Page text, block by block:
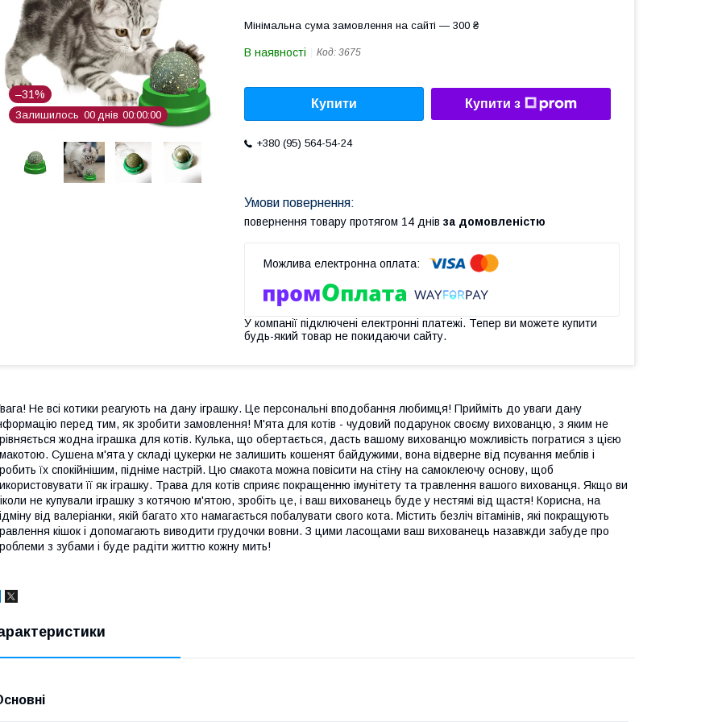
–31%
Залишилось 00 днів 00 00 00
Мінімальна сума замовлення на сайті — 300 ₴
В наявності Код: 3675
Купити Купити з
+380 (95) 564-54-24
повернення товару протягом 14 днів за домовленістю
У компанії підключені електронні платежі. Тепер ви можете купити
будь-який товар не покидаючи сайту.
Не всі котики реагують на дану іграшку. Це персональні вподобання любимця! Прийміть до уваги дану
перед тим, як зробити замовлення! М'ята для котів - чудовий подарунок своєму вихованцю, з яким не
жодна іграшка для котів. Кулька, що обертається, дасть вашому вихованцю можливість погратися з цією
Сушена м'ята у складі цукерки не залишить кошенят байдужими, вона відверне від псування меблів і
їх спокійнішим, підніме настрій. Цю смакота можна повісити на стіну на самоклеючу основу, щоб
її як іграшку. Трава для котів сприяє покращенню імунітету та травлення вашого вихованця. Якщо ви
не купували іграшку з котячою м'ятою, зробіть це, і ваш вихованець буде у нестямі від щастя! Корисна, на
від валеріанки, якій багато хто намагається побалувати свого кота. Містить безліч вітамінів, які покращують
кішок і допомагають виводити грудочки вовни. З цими ласощами ваш вихованець назавжди забуде про
з зубами і буде радіти життю кожну мить!